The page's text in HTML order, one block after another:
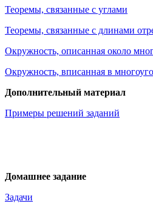
Теоремы, связанные с углами
Теоремы, связанные с длинами
Окружность, описанная около
Окружность, вписанная в
Дополнительный материал
Примеры решений заданий
Домашнее задание
Задачи